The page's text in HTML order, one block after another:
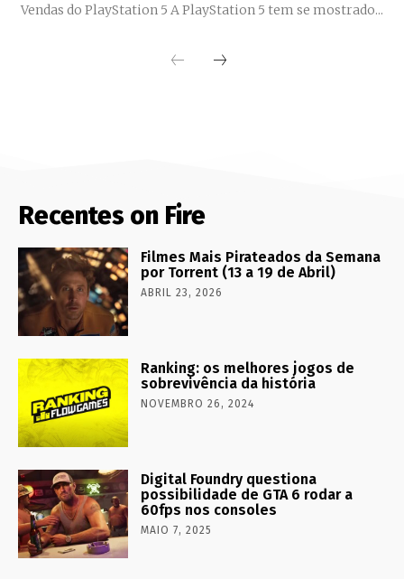
Vendas do PlayStation 5 A PlayStation 5 tem se mostrado...
Recentes on Fire
Filmes Mais Pirateados da Semana
por Torrent (13 a 19 de Abril)
ABRIL 23, 2026
Ranking: os melhores jogos de
sobrevivência da história
NOVEMBRO 26, 2024
Digital Foundry questiona
possibilidade de GTA 6 rodar a
60fps nos consoles
MAIO 7, 2025